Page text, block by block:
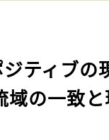
ジティブの
域の一致